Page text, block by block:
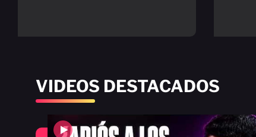
VIDEOS DESTACADOS